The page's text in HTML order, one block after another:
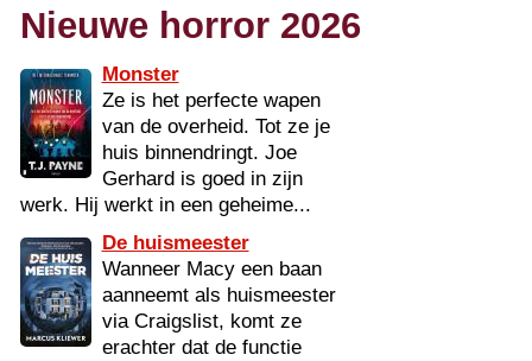
Nieuwe horror 2026
Monster
Ze is het perfecte wapen
van de overheid. Tot ze je
huis binnendringt. Joe
Gerhard is goed in zijn
werk. Hij werkt in een geheime...
De huismeester
Wanneer Macy een baan
aanneemt als huismeester
via Craigslist, komt ze
erachter dat de functie